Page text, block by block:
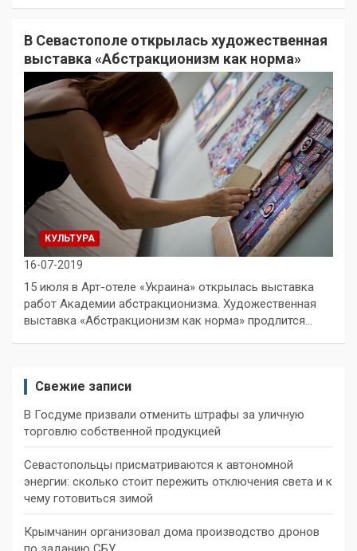
В Севастополе открылась художественная
выставка «Абстракционизм как норма»
КУЛЬТУРА
16-07-2019
15 июля в Арт-отеле «Украина» открылась выставка
работ Академии абстракционизма. Художественная
выставка «Абстракционизм как норма» продлится…
Свежие записи
В Госдуме призвали отменить штрафы за уличную
торговлю собственной продукцией
Севастопольцы присматриваются к автономной
энергии: сколько стоит пережить отключения света и к
чему готовиться зимой
Крымчанин организовал дома производство дронов